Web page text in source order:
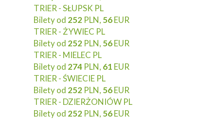
TRIER - SŁUPSK PL
Bilety od 252 PLN, 56EUR
TRIER - ŻYWIEC PL
Bilety od 252 PLN, 56EUR
TRIER - MIELEC PL
Bilety od 274 PLN, 61 EUR
TRIER - ŚWIECIE PL
Bilety od 252 PLN, 56EUR
TRIER - DZIERŻONIÓW PL
Bilety od 252 PLN, 56EUR